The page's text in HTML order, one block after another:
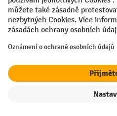
VODP Otisk
Prohlášení o ochraně osobních
Nastavení ochrany osobních
All prices excl. VAT plus shipping
if not stated otherwise.